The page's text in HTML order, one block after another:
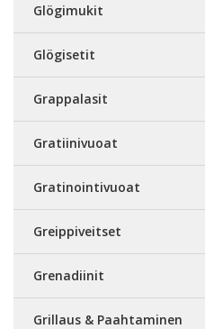
Glögimukit
Glögisetit
Grappalasit
Gratiinivuoat
Gratinointivuoat
Greippiveitset
Grenadiinit
Grillaus & Paahtaminen